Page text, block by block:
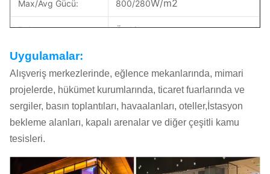
Max/Avg Gücü: 800/280W/m2
Bakım: Ön hizmet
IP derecesi:
Şeffaf oran: % 75
Gri ölçek:
Görme açısı: H:140°; V:140°
Uygulamalar:
Alışveriş merkezlerinde, eğlence mekanlarında, mimari
projelerde, hükümet kurumlarında, ticaret fuarlarında ve
sergiler, basın toplantıları, havaalanları, oteller,İstasyon
bekleme alanları, kapalı arenalar ve diğer çeşitli kamu
tesisleri.